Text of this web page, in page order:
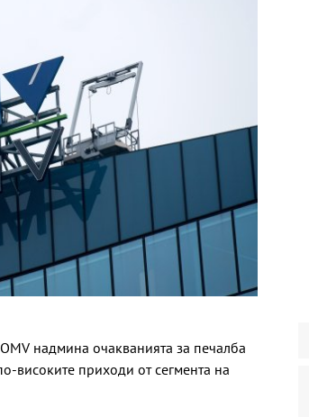
надмина очакванията за печалба
високите приходи от сегмента на